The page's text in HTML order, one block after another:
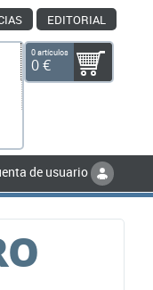
EDITORIAL
0 artículos
0 €
de usuario